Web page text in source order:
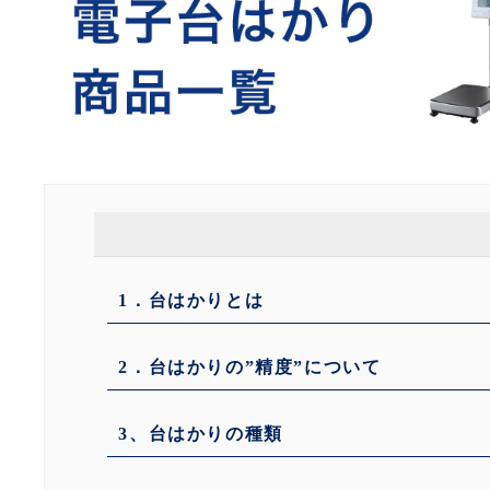
1．台はかりとは
2．台はかりの”精度”について
3、台はかりの種類